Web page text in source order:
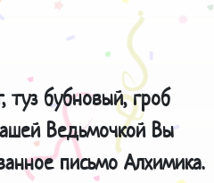
бубновый, гроб
Ведьмочкой Вы
письмо Алхимика.